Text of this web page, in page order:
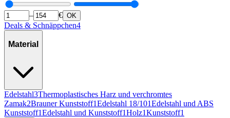
– € OK
Deals & Schnäppchen4
Material
Edelstahl3Thermoplastisches Harz und verchromtes
Zamak2Brauner Kunststoff1Edelstahl 18/101Edelstahl und ABS
Kunststoff1Edelstahl und Kunststoff1Holz1Kunststoff1